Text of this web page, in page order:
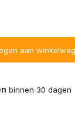
aan
binnen 30 dagen